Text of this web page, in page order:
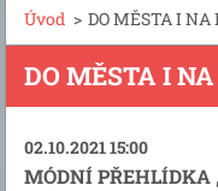
Úvod > DO MĚSTA I NA
DO MĚSTA I
02.10.2021 15:00
MÓDNÍ PŘEHLÍDKA